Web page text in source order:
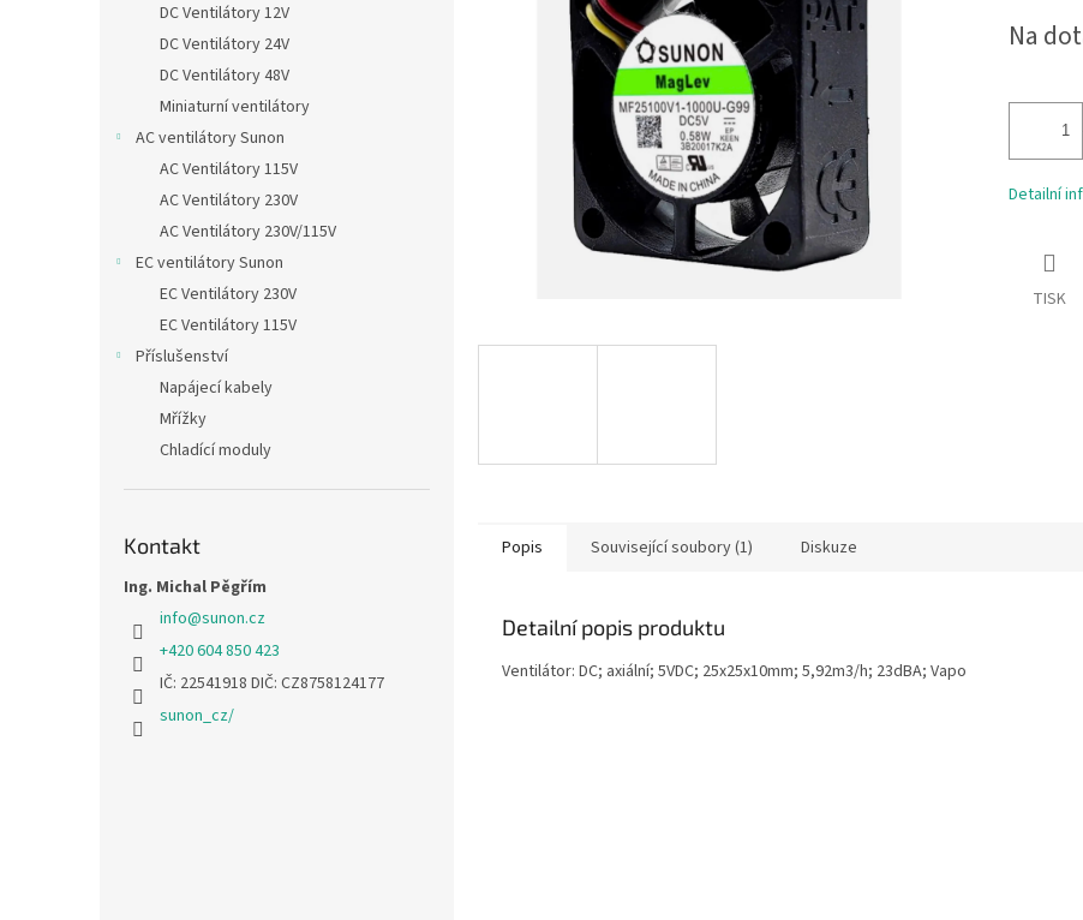
DC Ventilátory 12V
DC Ventilátory 24V
DC Ventilátory 48V
Miniaturní ventilátory
AC ventilátory Sunon
AC Ventilátory 115V
AC Ventilátory 230V
AC Ventilátory 230V/115V
EC ventilátory Sunon
EC Ventilátory 230V
EC Ventilátory 115V
Příslušenství
Napájecí kabely
Mřížky
Chladící moduly
Kontakt
Ing. Michal Pěgřím
info@sunon.cz
+420 604 850 423
IČ: 22541918 DIČ: CZ8758124177
sunon_cz/
cena:
Na
Detailní
TISK
Popis Související soubory (1) Diskuze
Detailní popis produktu
Ventilátor: DC; axiální; 5VDC; 25x25x10mm; 5,92m3/h; 23dBA; Vapo